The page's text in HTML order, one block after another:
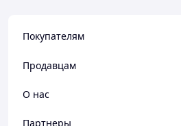
Покупателям
Продавцам
О нас
Партнеры